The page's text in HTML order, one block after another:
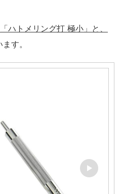
ハトメリング打 極小」と、
す。